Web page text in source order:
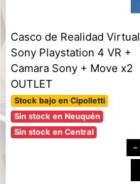
Casco de Realidad Virtual
Sony Playstation 4 VR +
Camara Sony + Move x2
OUTLET
Stock bajo en Cipolletti
Sin stock en Neuquén
Sin stock en Central
-